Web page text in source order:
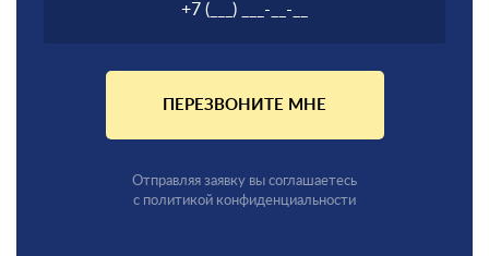
ПЕРЕЗВОНИТЕ МНЕ
Отправляя заявку вы соглашаетесь
с политикой конфиденциальности